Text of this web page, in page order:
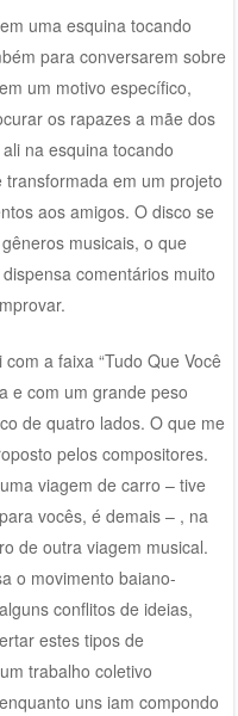
uma esquina tocando
para conversarem sobre
um motivo específico,
os rapazes a mãe dos
na esquina tocando
em um projeto
aos amigos. O disco se
musicais, o que
comentários muito
a faixa “Tudo Que Você
e com um grande peso
de quatro lados. O que me
pelos compositores.
viagem de carro – tive
vocês, é demais – , na
de outra viagem musical.
o movimento baiano-
conflitos de ideias,
estes tipos de
trabalho coletivo
uns iam compondo